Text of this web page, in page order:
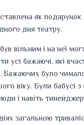
як подарунок
дня театру.
вільним і на неї
усі бажаючі, які
Бажаючих було
віку. Були бабусі
і навіть
загальною